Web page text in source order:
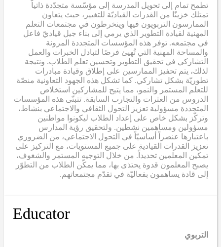
تطمح تمام إلى تحويل المدرسة إلى مؤسّسة متجدّدة ذاتياّ
تمتلك خزينًا من القدرات القياديّة للتغيير، حيث يتعاون
الممارسون التربويون فيها وينخرطون في مجتمعات التعلم
المهنية لقيادة التطوير الذي يرمي إلى بناء جيل قياديّ فاعل
في مجتمعه. توفر هذه المؤسسات المتجددة المرونة
والمساحة المهنية التي تُهيئ فرصًا لتبادل الخبرات والعمل
التشاركي في تحقيق التطوير وتحسين تعلم الطلاب. ونتيجة
لذلك، يتم تحفيز الممارسين على إطلاق وقيادة مبادرات
تطوريّة بشكل تشاركي. كما تشكل هذه الجهود التعاونية منصّة
للتعلم المستمر والنمو، مما يتيح للمشاركين استخلاص
الدروس من العثرات والتجارب السابقة. تتبنّى هذه المؤسسات
المتجددة مسؤولية تعزيز التحول الثقافي والاجتماعي بنشاط،
وتركّز بشكل خاص على إعداد الطلاب ليكونوا مواطنين
مسؤولين ومساهمين نشطين. ولتحقيق رؤية المدارس
باعتبارها عنصراً أساسيّاً في التحول الاجتماعي، من الضروري
تعزيز القدرات القيادية على جميع المستويات، مع التركيز على
تمكين المعلمين تحديداً. من خلال التوجيه المستمر والشغوف،
يصبح المعلمون قدوة يحتذى بها، مما يمكّن الطلاب من التطوّر
إلى قادة يساهمون بفعاليّة في تقدّم مجتمعاتهم.
Educator
التربوي